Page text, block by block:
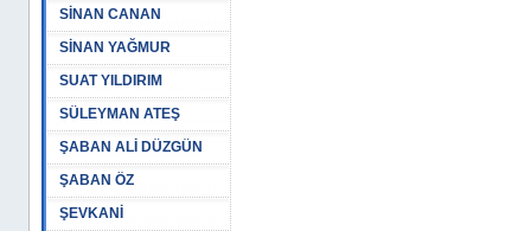
SİNAN CANAN
SİNAN YAĞMUR
SUAT YILDIRIM
SÜLEYMAN ATEŞ
ŞABAN ALİ DÜZGÜN
ŞABAN ÖZ
ŞEVKANİ